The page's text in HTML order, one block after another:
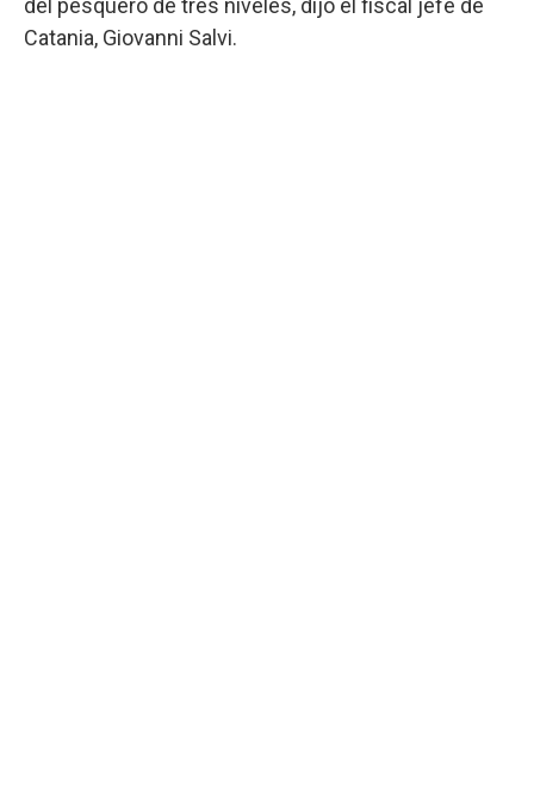
del pesquero de tres niveles, dijo el fiscal jefe de
Catania, Giovanni Salvi.